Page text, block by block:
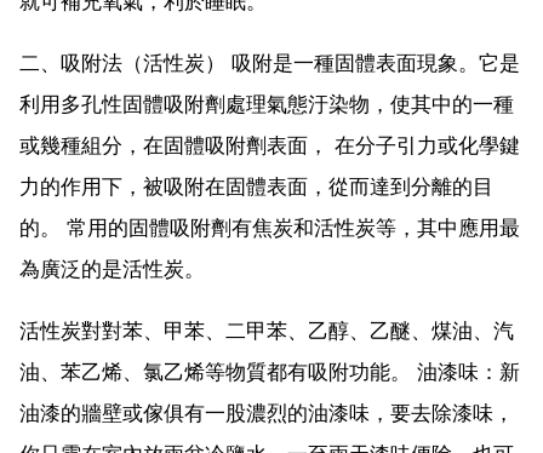
二、吸附法（活性炭） 吸附是一種固體表面現象。它是
利用多孔性固體吸附劑處理氣態汙染物，使其中的一種
或幾種組分，在固體吸附劑表面， 在分子引力或化學鍵
力的作用下，被吸附在固體表面，從而達到分離的目
的。 常用的固體吸附劑有焦炭和活性炭等，其中應用最
為廣泛的是活性炭。
活性炭對對苯、甲苯、二甲苯、乙醇、乙醚、煤油、汽
油、苯乙烯、氯乙烯等物質都有吸附功能。 油漆味：新
油漆的牆壁或傢俱有一股濃烈的油漆味，要去除漆味，